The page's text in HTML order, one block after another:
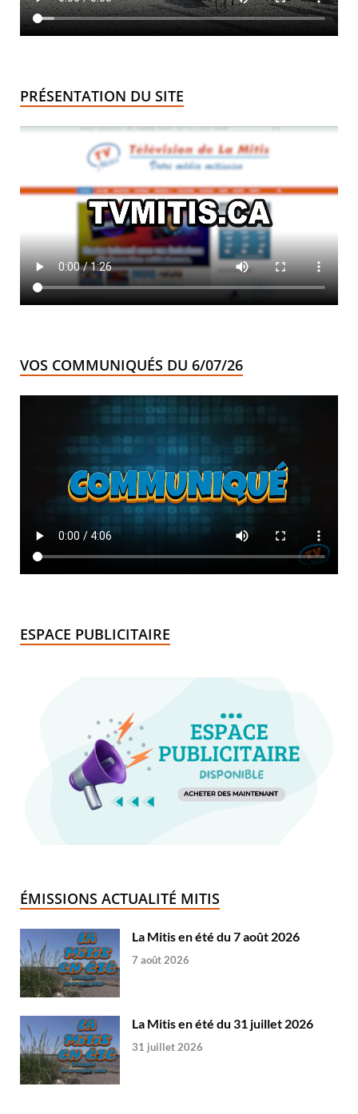
PRÉSENTATION DU SITE
VOS COMMUNIQUÉS DU 6/07/26
ESPACE PUBLICITAIRE
ÉMISSIONS ACTUALITÉ MITIS
La Mitis en été du 7 août 2026
7 août 2026
La Mitis en été du 31 juillet 2026
31 juillet 2026